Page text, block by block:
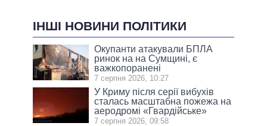
ІНШІ НОВИНИ ПОЛІТИКИ
Окупанти атакували БПЛА
ринок на на Сумщині, є
важкопоранені
7 серпня 2026, 10:27
У Криму після серії вибухів
сталась масштабна пожежа на
аеродромі «Гвардійське»
7 серпня 2026, 09:58